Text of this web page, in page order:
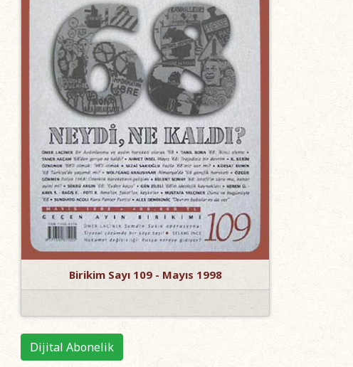
Birikim Sayı 109 - Mayıs 1998
Dijital Abonelik